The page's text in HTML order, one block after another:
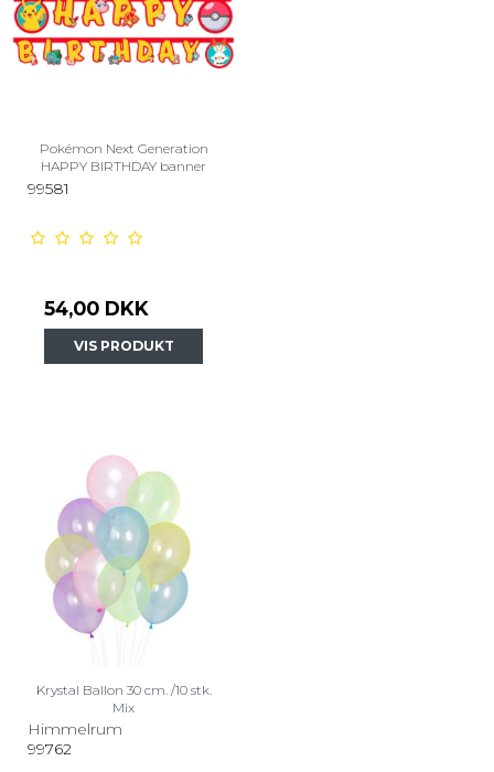
Pokémon Next Generation
HAPPY BIRTHDAY banner
99581
54,00 DKK
VIS PRODUKT
Krystal Ballon 30 cm. /10 stk.
Mix
Himmelrum
99762